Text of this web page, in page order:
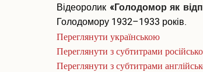
Відеоролик «Голодомор як
Голодомору 1932–1933 років.
Переглянути українською
Переглянути з субтитрами
Переглянути з субтитрами